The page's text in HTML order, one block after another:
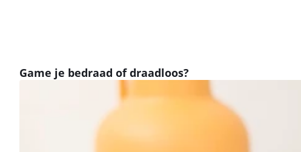
Game je bedraad of draadloos?